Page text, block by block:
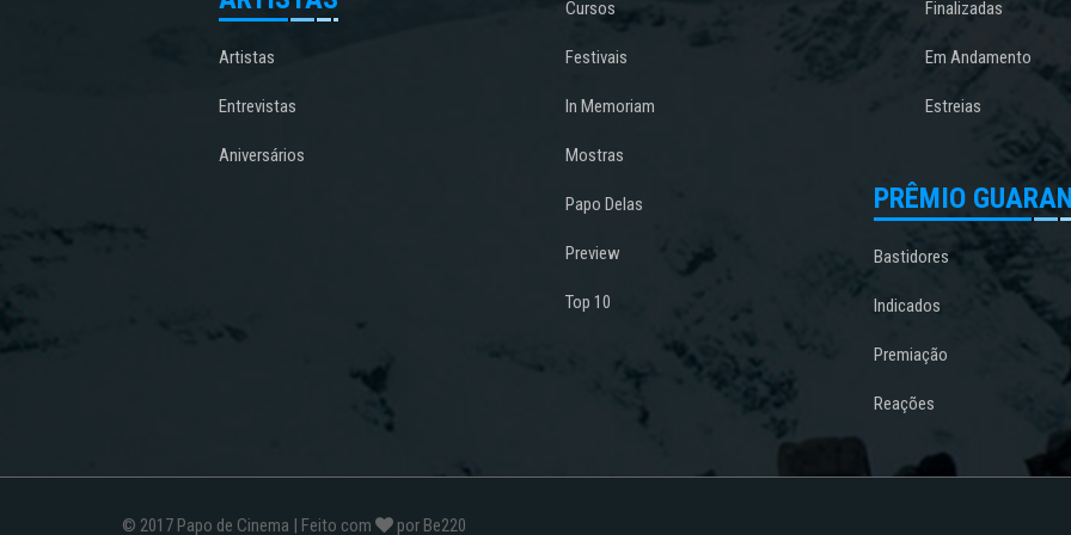
Artistas
Entrevistas
Aniversários
Cursos
Festivais
In Memoriam
Mostras
Papo Delas
Preview
Top 10
Finalizadas
Em Andamento
Estreias
PRÊMIO
Bastidores
Indicados
Premiação
Reações
© 2017 Papo de Cinema | Feito com por Be220